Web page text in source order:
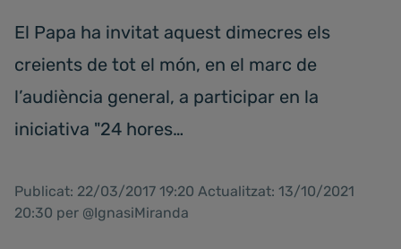
El Papa ha invitat aquest dimecres els
creients de tot el món, en el marc de
l’audiència general, a participar en la
iniciativa "24 hores…
Publicat: 22/03/2017 19:20 Actualitzat: 13/10/2021
20:30 per @IgnasiMiranda